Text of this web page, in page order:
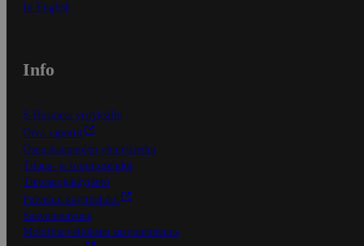
In English
Info
S-Business yrityksille
Oiva-raportit
Osuuskauppojen yhteystiedot
Tilaus- ja toimitusehdot
Tietosuojakäytäntö
Palvelun käyttöehdot
Saavutettavuus
Mobiilisovelluksen saavutettavuus